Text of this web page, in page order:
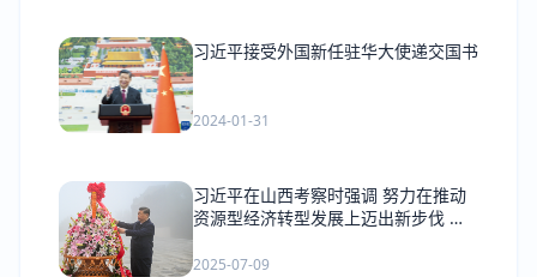
习近平接受外国新任驻华大使递交国书
2024-01-31
习近平在山西考察时强调 努力在推动
资源型经济转型发展上迈出新步伐 奋
章
2025-07-09